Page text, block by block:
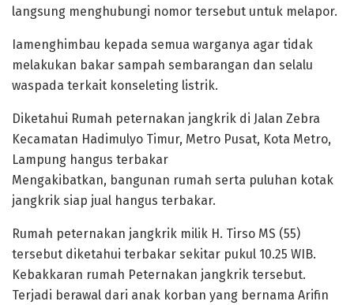
langsung menghubungi nomor tersebut untuk melapor.
Iamenghimbau kepada semua warganya agar tidak
melakukan bakar sampah sembarangan dan selalu
waspada terkait konseleting listrik.
Diketahui Rumah peternakan jangkrik di Jalan Zebra
Kecamatan Hadimulyo Timur, Metro Pusat, Kota Metro,
Lampung hangus terbakar
Mengakibatkan, bangunan rumah serta puluhan kotak
jangkrik siap jual hangus terbakar.
Rumah peternakan jangkrik milik H. Tirso MS (55)
tersebut diketahui terbakar sekitar pukul 10.25 WIB.
Kebakkaran rumah Peternakan jangkrik tersebut.
Terjadi berawal dari anak korban yang bernama Arifin